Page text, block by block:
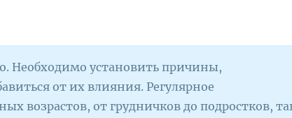
Необходимо установить причины,
от их влияния. Регулярное
возрастов, от грудничков до подростков,